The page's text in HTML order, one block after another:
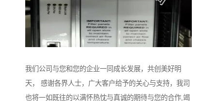
我们公司与您和您的企业一同成长发展，共创美好明
天， 感谢各界人士，广大客户给予的关心与支持，我司
也将一如既往的以满怀热忱与真诚的期待与您的合作,竭